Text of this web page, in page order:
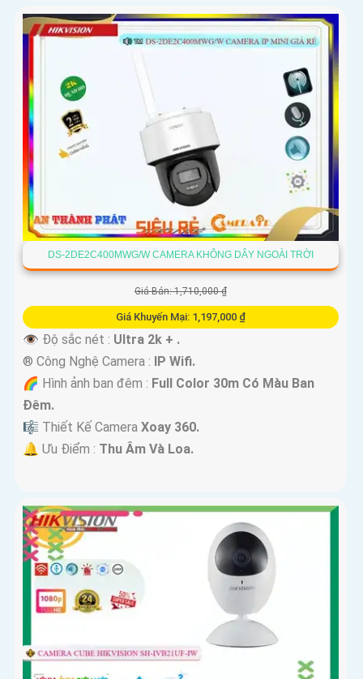
DS-2DE2C400MWG/W CAMERA KHÔNG DÂY NGOÀI TRỜI
Giá Bán: 1,710,000 ₫
Giá Khuyến Mại: 1,197,000 ₫
👁 Độ sắc nét : Ultra 2k + .
®️ Công Nghệ Camera :
IP Wifi.
🌈 Hình ảnh ban đêm : Full Color 30m Có Màu Ban
Ðêm.
🎼️ Thiết Kế Camera Xoay 360.
️🔔 Ưu Điểm : Thu Âm Và Loa.